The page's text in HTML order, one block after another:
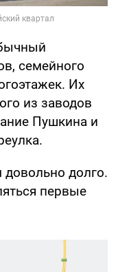
семейного
Их
из заводов
Пушкина и
долго.
первые